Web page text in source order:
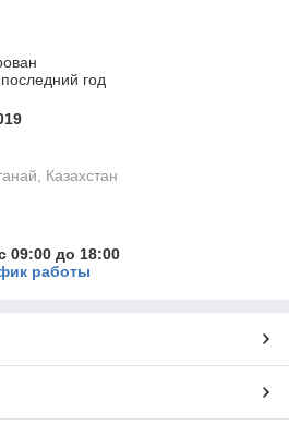
год
Казахстан
09:00 до 18:00
работы